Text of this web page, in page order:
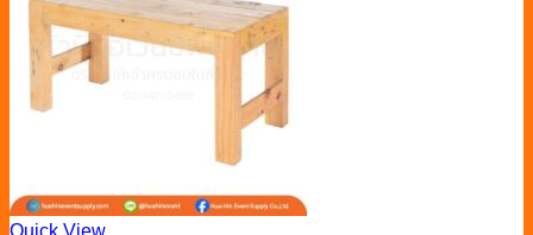
Quick View